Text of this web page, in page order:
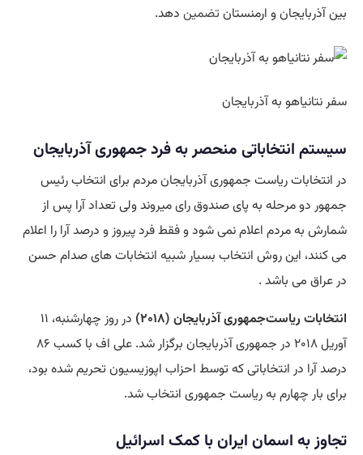
بین آذربایجان و ارمنستان تضمین دهد.
سفر نتانیاهو به آذربایجان
سیستم انتخاباتی منحصر به فرد جمهوری آذربایجان
در انتخابات ریاست جمهوری آذربایجان مردم برای انتخاب رئیس
جمهور دو مرحله به پای صندوق رای میروند ولی تعداد آرا پس از
شمارش به مردم اعلام نمی شود و فقط فرد پیروز و درصد آرا را اعلام
می کنند، این روش انتخاب بسیار شبیه انتخابات های صدام حسن
در عراق می باشد .
انتخابات ریاست‌جمهوری آذربایجان (۲۰۱۸)
در روز چهارشنبه، ۱۱
آوریل ۲۰۱۸ در جمهوری آذربایجان برگزار شد. علی اف با کسب ۸۶
درصد آرا در انتخاباتی که توسط احزاب اپوزیسیون تحریم شده بود،
برای بار چهارم به ریاست جمهوری انتخاب شد.
تجاوز به اسمان ایران با کمک اسرائیل